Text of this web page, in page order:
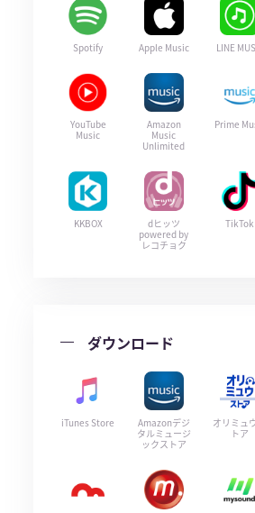
Spotify Apple Music LINE
YouTube
Music
Amazon
Music
Unlimited
Prime
KKBOX
dヒッツ
powered by
レコチョク
TikTok
ダウンロード
iTunes Store
Amazonデジ
タルミュージ
ックストア
オリミュ
トア